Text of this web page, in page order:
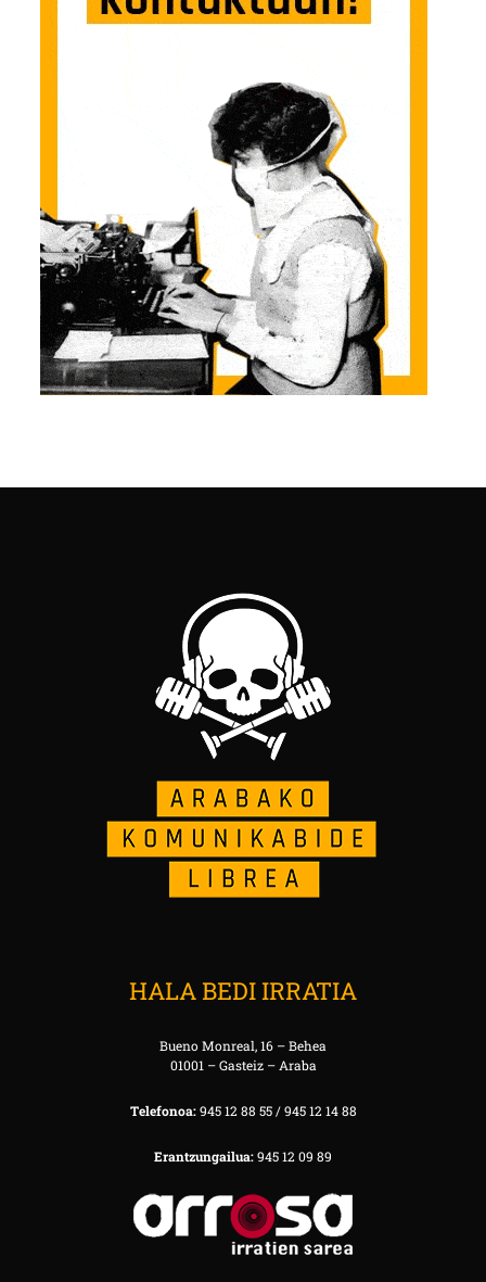
HALA BEDI IRRATIA
Bueno Monreal, 16 – Behea
01001 – Gasteiz – Araba
Telefonoa:945 12 88 55 / 945 12 14 88
Erantzungailua:945 12 09 89